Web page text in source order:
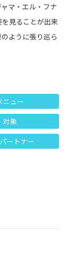
マ・エル・フナ
見ることが出来
ように張り巡ら
ニュー
対象
ートナー